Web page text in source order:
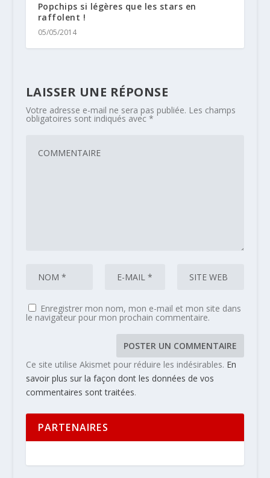
Popchips si légères que les stars en
raffolent !
05/05/2014
LAISSER UNE RÉPONSE
Votre adresse e-mail ne sera pas publiée. Les champs
obligatoires sont indiqués avec *
Enregistrer mon nom, mon e-mail et mon site dans
le navigateur pour mon prochain commentaire.
Ce site utilise Akismet pour réduire les indésirables. En
savoir plus sur la façon dont les données de vos
commentaires sont traitées.
PARTENAIRES